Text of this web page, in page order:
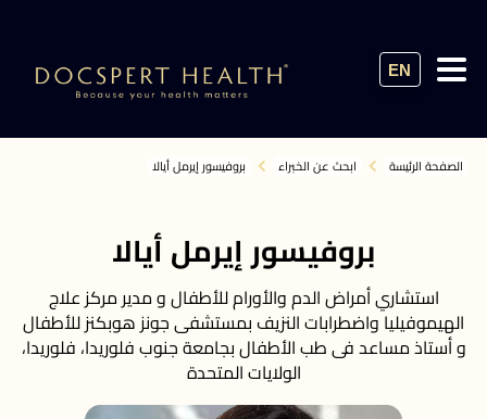
EN
الصفحة الرئيسة ابحث عن الخبراء بروفيسور إيرمل أيالا
بروفيسور إيرمل أيالا
استشاري أمراض الدم والأورام للأطفال و مدير مركز علاج
الهيموفيليا واضطرابات النزيف بمستشفى جونز هوبكنز للأطفال
و أستاذ مساعد فى طب الأطفال بجامعة جنوب فلوريدا، فلوريدا،
الولايات المتحدة